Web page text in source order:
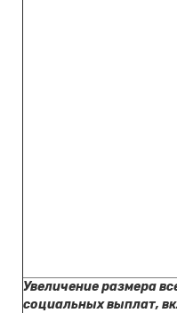
Увеличение размера
социальных выплат,